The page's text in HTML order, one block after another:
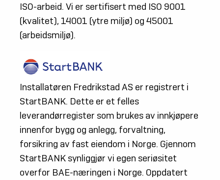
ISO-arbeid. Vi er sertifisert med ISO 9001
(kvalitet), 14001 (ytre miljø) og 45001
(arbeidsmiljø).
Installatøren Fredrikstad AS er registrert i
StartBANK. Dette er et felles
leverandørregister som brukes av innkjøpere
innenfor bygg og anlegg, forvaltning,
forsikring av fast eiendom i Norge. Gjennom
StartBANK synliggjør vi egen seriøsitet
overfor BAE-næringen i Norge. Oppdatert